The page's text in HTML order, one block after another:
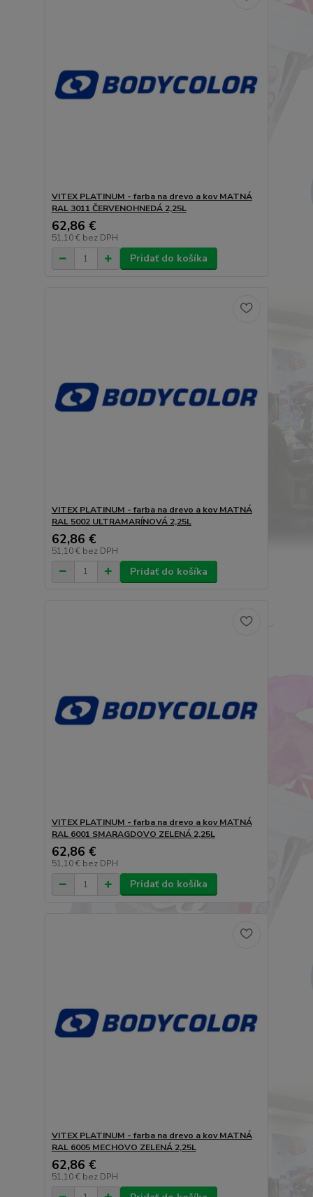
VITEX PLATINUM - farba na drevo a kov MATNÁ
RAL 3011 ČERVENOHNEDÁ 2,25L
62,86 €
51,10 € bez DPH
Pridať do košíka
VITEX PLATINUM - farba na drevo a kov MATNÁ
RAL 5002 ULTRAMARÍNOVÁ 2,25L
62,86 €
51,10 € bez DPH
Pridať do košíka
VITEX PLATINUM - farba na drevo a kov MATNÁ
RAL 6001 SMARAGDOVO ZELENÁ 2,25L
62,86 €
51,10 € bez DPH
Pridať do košíka
VITEX PLATINUM - farba na drevo a kov MATNÁ
RAL 6005 MECHOVO ZELENÁ 2,25L
62,86 €
51,10 € bez DPH